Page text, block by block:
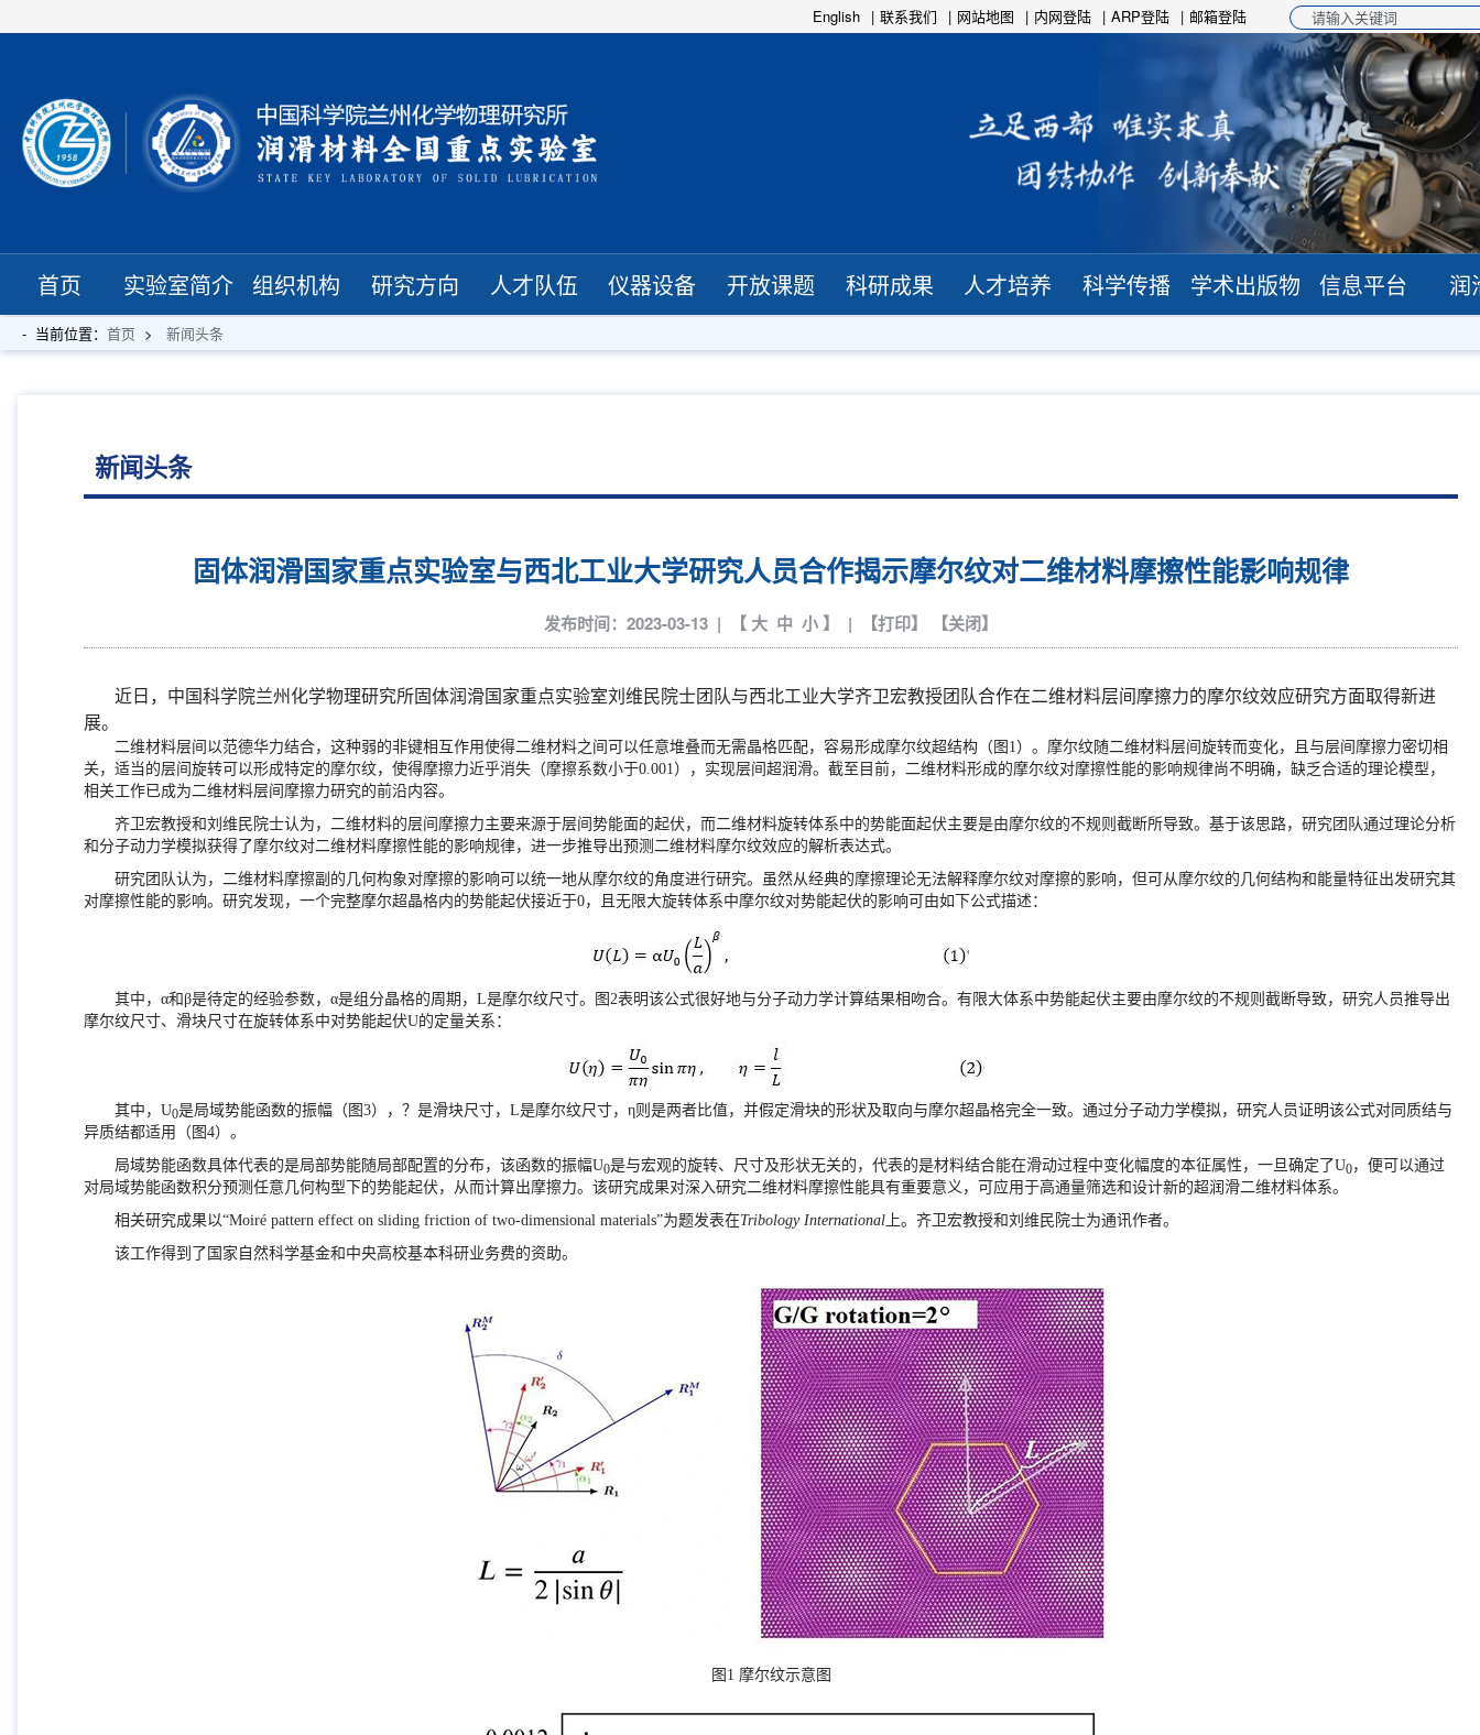
邮箱登陆
ARP登陆
内网登陆
网站地图
联系我们
English
首页 实验室简介 组织机构 研究方向 人才队伍 仪器设备 开放课题 科研成果 人才培养 科学传播 学术出版物 信息平台 润
当前位置： 首页 新闻头条
新闻头条
固体润滑国家重点实验室与西北工业大学研究人员合作揭示摩尔纹对二维材料摩擦性能影响规律
发布时间：2023-03-13 | 【 大 中 小】 | 【打印】 【关闭】
近日，中国科学院兰州化学物理研究所固体润滑国家重点实验室刘维民院士团队与西北工业大学齐卫宏教授团队合作在二维材料层间摩擦力的摩尔纹效应研究方面取得新进
展。
二维材料层间以范德华力结合，这种弱的非键相互作用使得二维材料之间可以任意堆叠而无需晶格匹配，容易形成摩尔纹超结构（图 1）。摩尔纹随二维材料层间旋转而变化，且与层间摩擦力密切相
关，适当的层间旋转可以形成特定的摩尔纹，使得摩擦力近乎消失（摩擦系数小于0.001），实现层间超润滑。截至目前，二维材料形成的摩尔纹对摩擦性能的影响规律尚不明确，缺乏合适的理论模型，
相关工作已成为二维材料层间摩擦力研究的前沿内容。
齐卫宏教授和刘维民院士认为，二维材料的层间摩擦力主要来源于层间势能面的起伏，而二维材料旋转体系中的势能面起伏主要是由摩尔纹的不规则截断所导致。基于该思路，研究团队通过理论分析
和分子动力学模拟获得了摩尔纹对二维材料摩擦性能的影响规律，进一步推导出预测二维材料摩尔纹效应的解析表达式。
研究团队认为，二维材料摩擦副的几何构象对摩擦的影响可以统一地从摩尔纹的角度进行研究。虽然从经典的摩擦理论无法解释摩尔纹对摩擦的影响，但可从摩尔纹的几何结构和能量特征出发研究其
对摩擦性能的影响。研究发现，一个完整摩尔超晶格内的势能起伏接近于0，且无限大旋转体系中摩尔纹对势能起伏的影响可由如下公式描述：
其中， α和β是待定的经验参数， α是组分晶格的周期， L是摩尔纹尺寸。图2表明该公式很好地与分子动力学计算结果相吻合。有限大体系中势能起伏主要由摩尔纹的不规则截断导致，研究人员推导出
摩尔纹尺寸、滑块尺寸在旋转体系中对势能起伏U的定量关系：
其中， U0是局域势能函数的振幅（图3）， ？ 是滑块尺寸， L是摩尔纹尺寸， η则是两者比值，并假定滑块的形状及取向与摩尔超晶格完全一致。通过分子动力学模拟，研究人员证明该公式对同质结与
异质结都适用（图4）。
局域势能函数具体代表的是局部势能随局部配置的分布，该函数的振幅U0是与宏观的旋转、尺寸及形状无关的，代表的是材料结合能在滑动过程中变化幅度的本征属性，一旦确定了U0，便可以通过
对局域势能函数积分预测任意几何构型下的势能起伏，从而计算出摩擦力。该研究成果对深入研究二维材料摩擦性能具有重要意义，可应用于高通量筛选和设计新的超润滑二维材料体系。
相关研究成果以“Moiré pattern effect on sliding friction of two-dimensional materials”为题发表在Tribology International 上。齐卫宏教授和刘维民院士为通讯作者。
该工作得到了国家自然科学基金和中央高校基本科研业务费的资助。
图 1 摩尔纹示意图